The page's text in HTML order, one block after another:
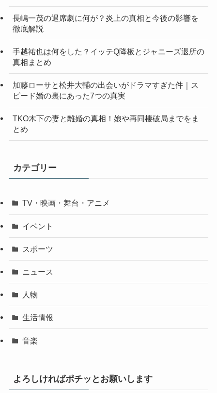
長嶋一茂の退席劇に何が？炎上の真相と今後の影響を
徹底解説
手越祐也は何をした？イッテQ降板とジャニーズ退所の
真相まとめ
加藤ローサと松井大輔の出会いがドラマすぎた件｜ス
ピード婚の裏にあった7つの真実
TKO木下の妻と離婚の真相！娘や再同棲破局までをま
とめ
カテゴリー
TV・映画・舞台・アニメ
イベント
スポーツ
ニュース
人物
生活情報
音楽
よろしければポチッとお願いします